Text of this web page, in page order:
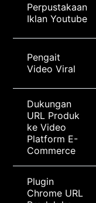
Perpustakaan
Iklan Youtube
Pengait
Video Viral
Dukungan
URL Produk
ke Video
Platform E-
Commerce
Plugin
Chrome URL